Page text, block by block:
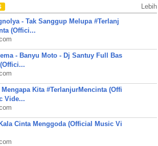
Lebih
- Tak Sanggup Melupa #Terlanj
(Offici...
- Banyu Moto - Dj Santuy Full Bas
Mengapa Kita #TerlanjurMencinta (Offi
Vide...
Cinta Menggoda (Official Music Vi